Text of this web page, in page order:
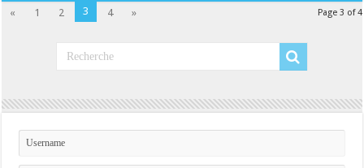
Page 3 of 4
« 1 2 3 4 »